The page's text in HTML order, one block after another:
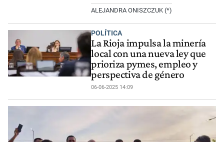
ALEJANDRA ONISZCZUK (*)
POLÍTICA
La Rioja impulsa la minería
local con una nueva ley que
prioriza pymes, empleo y
perspectiva de género
06-06-2025 14:09